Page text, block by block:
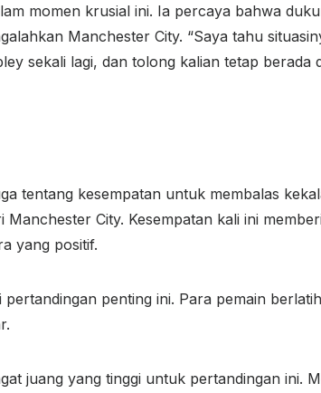
momen krusial ini. Ia percaya bahwa
Manchester City. “Saya tahu
sekali lagi, dan tolong kalian tetap berada
tentang kesempatan untuk membalas
City. Kesempatan kali ini
yang positif.
penting ini. Para pemain
juang yang tinggi untuk pertandingan ini.